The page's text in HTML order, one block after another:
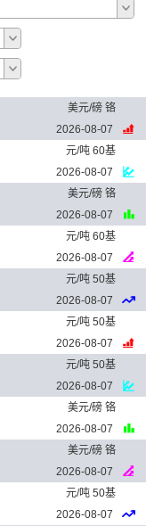
美元/磅 铬
2026-08-07
元/吨 60基
2026-08-07
美元/磅 铬
2026-08-07
元/吨 60基
2026-08-07
元/吨 50基
2026-08-07
元/吨 50基
2026-08-07
元/吨 50基
2026-08-07
美元/磅 铬
2026-08-07
美元/磅 铬
2026-08-07
元/吨 50基
2026-08-07